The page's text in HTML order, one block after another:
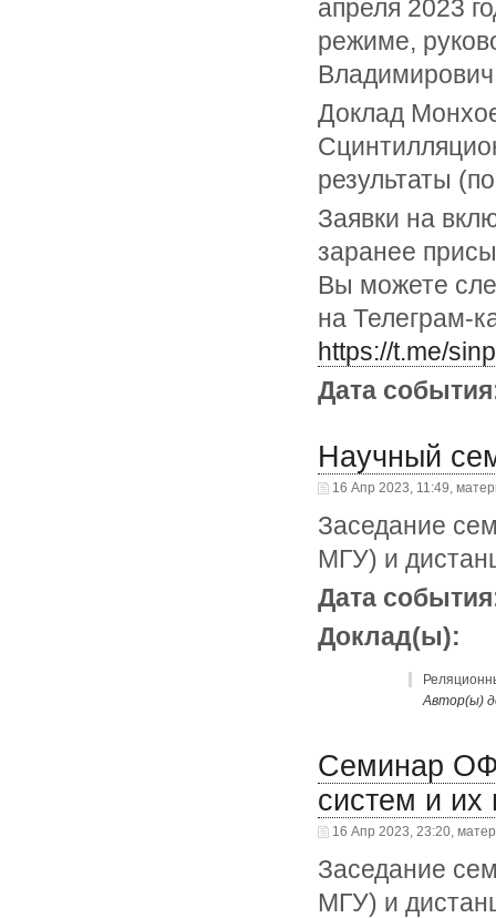
апреля 2023
режиме,
Доклад
результаты
Заявки на
заранее
Вы можете
на Телеграм-
https://t.me/
Дата
Научный
16 Апр 2023, 11:49,
Заседание
МГУ) и
Дата
Доклад(ы):
Автор(ы)
Семинар
систем и их
16 Апр 2023, 23:20,
Заседание
МГУ) и